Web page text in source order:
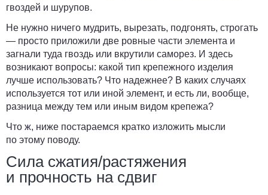
гвоздей и шурупов.
Не нужно ничего мудрить, вырезать, подгонять, строгать
— просто приложили две ровные части элемента и
загнали туда гвоздь или вкрутили саморез. И здесь
возникают вопросы: какой тип крепежного изделия
лучше использовать? Что надежнее? В каких случаях
используется тот или иной элемент, и есть ли, вообще,
разница между тем или иным видом крепежа?
Что ж, ниже постараемся кратко изложить мысли
по этому поводу.
Сила сжатия/растяжения
и прочность на сдвиг